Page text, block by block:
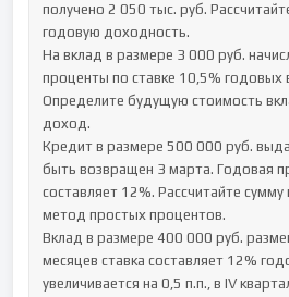
получено 2 050 тыс. руб.
годовую доходность.
На вклад в размере 3 000 руб.
проценты по ставке 10,5% годовых
Определите будущую стоимость
доход.
Кредит в размере 500 000 руб.
быть возвращен 3 марта. Годовая
составляет 12%. Рассчитайте сумму
метод простых процентов.
Вклад в размере 400 000 руб.
месяцев ставка составляет 12%
увеличивается на 0,5 п.п., в IV